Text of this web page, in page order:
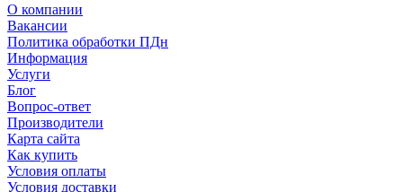
О компании
Вакансии
Политика обработки ПДн
Информация
Услуги
Блог
Вопрос-ответ
Производители
Карта сайта
Как купить
Условия оплаты
Условия доставки